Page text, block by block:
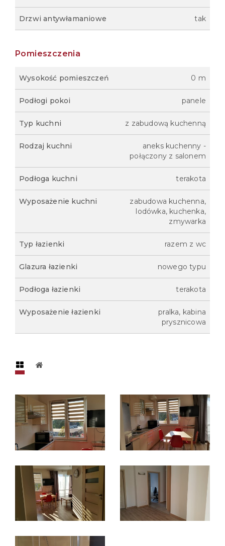
Drzwi antywłamaniowe tak
Pomieszczenia
Wysokość pomieszczeń 0 m
Podłogi pokoi panele
Typ kuchni z zabudową kuchenną
Rodzaj kuchni
aneks kuchenny -
połączony z salonem
Podłoga kuchni terakota
Wyposażenie kuchni
zabudowa kuchenna,
lodówka, kuchenka,
zmywarka
Typ łazienki razem z wc
Glazura łazienki nowego typu
Podłoga łazienki terakota
Wyposażenie łazienki
pralka, kabina
prysznicowa